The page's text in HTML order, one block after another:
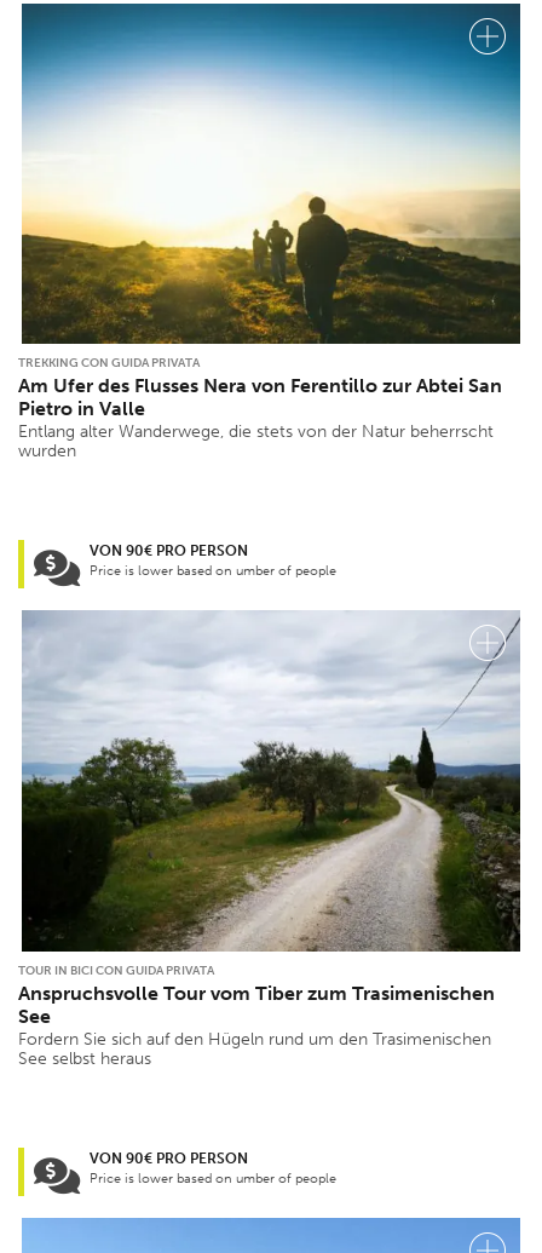
TREKKING CON GUIDA PRIVATA
Am Ufer des Flusses Nera von Ferentillo zur Abtei San
Pietro in Valle
Entlang alter Wanderwege, die stets von der Natur beherrscht
wurden
VON 90€ PRO PERSON
Price is lower based on umber of people
TOUR IN BICI CON GUIDA PRIVATA
Anspruchsvolle Tour vom Tiber zum Trasimenischen
See
Fordern Sie sich auf den Hügeln rund um den Trasimenischen
See selbst heraus
VON 90€ PRO PERSON
Price is lower based on umber of people